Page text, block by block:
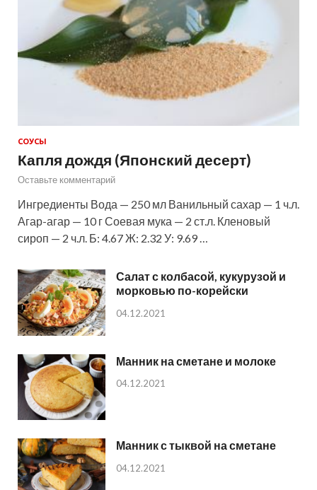
СОУСЫ
Капля дождя (Японский десерт)
Оставьте комментарий
Ингредиенты Вода — 250 мл Ванильный сахар — 1 ч.л.
Агар-агар — 10 г Соевая мука — 2 ст.л. Кленовый
сироп — 2 ч.л. Б: 4.67 Ж: 2.32 У: 9.69 …
Салат с колбасой, кукурузой и
морковью по-корейски
04.12.2021
Манник на сметане и молоке
04.12.2021
Манник с тыквой на сметане
04.12.2021